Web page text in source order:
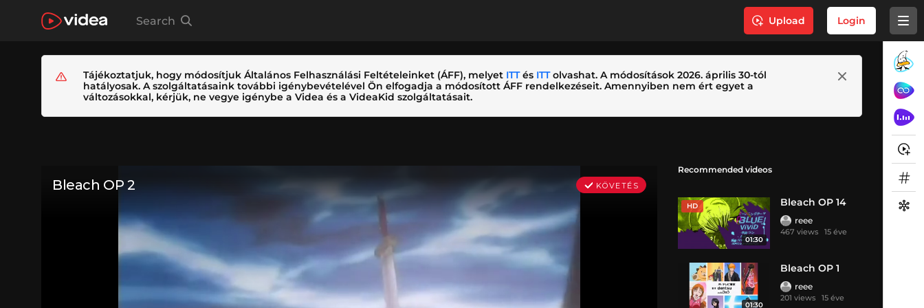
Search Upload Login
Tájékoztatjuk, hogy módosítjuk Általános Felhasználási Feltételeinket (ÁFF), melyet ITTés ITTolvashat. A módosítások 2026. április 30-tól
hatályosak. A szolgáltatásaink további igénybevételével Ön elfogadja a módosított ÁFF rendelkezéseit. Amennyiben nem ért egyet a
változásokkal, kérjük, ne vegye igénybe a Videa és a VideaKid szolgáltatásait.
Recommended videos
HD
01:30
Bleach OP 14
reee
467 views 15 éve
01:30
Bleach OP 1
reee
201 views 15 éve